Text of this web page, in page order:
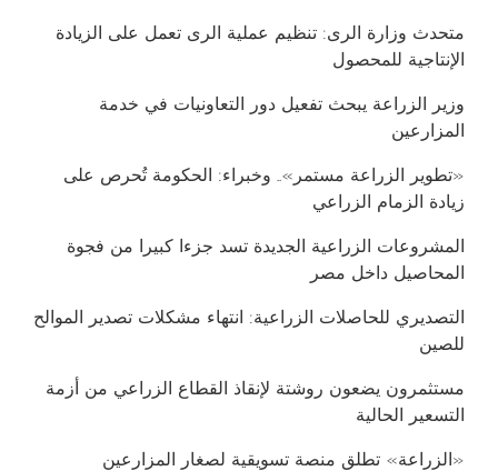
متحدث وزارة الرى: تنظيم عملية الرى تعمل على الزيادة
الإنتاجية للمحصول
وزير الزراعة يبحث تفعيل دور التعاونيات في خدمة
المزارعين
«تطوير الزراعة مستمر».. وخبراء: الحكومة تُحرص على
زيادة الزمام الزراعي
المشروعات الزراعية الجديدة تسد جزءا كبيرا من فجوة
المحاصيل داخل مصر
التصديري للحاصلات الزراعية: انتهاء مشكلات تصدير الموالح
للصين
مستثمرون يضعون روشتة لإنقاذ القطاع الزراعي من أزمة
التسعير الحالية
«الزراعة» تطلق منصة تسويقية لصغار المزارعين